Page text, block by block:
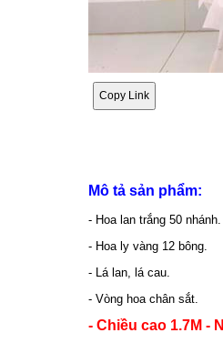
Copy Link
Mô tả sản phẩm:
- Hoa lan trắng 50 nhánh.
- Hoa ly vàng 12 bông.
- Lá lan, lá cau.
- Vòng hoa chân sắt.
- Chiều cao 1.7M -